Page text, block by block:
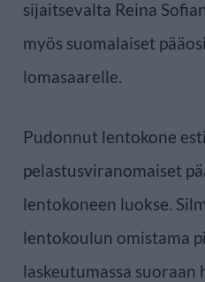
sijaitsevalta Reina
myös suomalaiset
lomasaarelle.
Pudonnut lentokone
pelastusviranomaiset
lentokoneen luokse.
lentokoulun omistama
laskeutumassa